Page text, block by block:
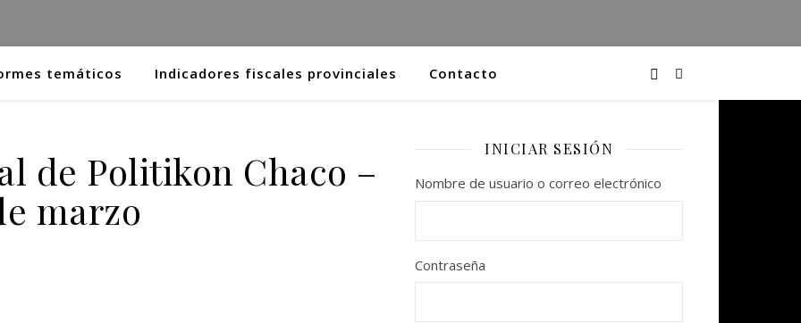
temáticos Indicadores fiscales provinciales Contacto
de Politikon Chaco –
marzo
INICIAR SESIÓN
Nombre de usuario o correo electrónico
Contraseña